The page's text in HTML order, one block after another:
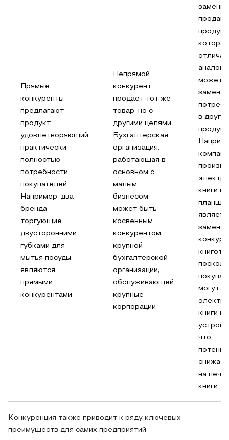
Прямые
конкуренты
предлагают
продукт,
удовлетворяющий
практически
полностью
потребности
покупателей.
Например, два
бренда,
торгующие
двусторонними
губками для
мытья посуды,
являются
прямыми
конкурентами
Непрямой
конкурент
продает тот же
товар, но с
другими целями.
Бухгалтерская
организация,
работающая в
основном с
малым
бизнесом,
может быть
косвенным
конкурентом
крупной
бухгалтерской
организации,
обслуживающей
крупные
корпорации
которая
может
в
книги и
заменой
могут
книги
что
на
книги.
Конкуренция также приводит к ряду ключевых
преимуществ для самих предприятий.